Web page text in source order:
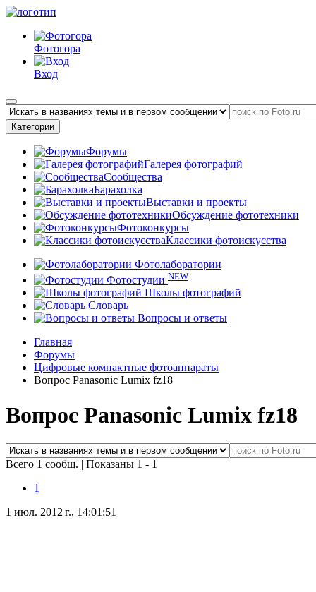
Фотогора
Вход
Категории
Форумы
Галерея фотографий
Сообщества
Барахолка
Выставки и проекты
Обсуждение фототехники
Фотоконкурсы
Классики фотоискусства
Фотолаборатории
Фотостудии NEW
Школы фотографий
Словарь
Вопросы и ответы
Главная
Форумы
Цифровые компактные фотоаппараты
Вопрос Panasonic Lumix fz18
Вопрос Panasonic Lumix fz18
Всего 1 сообщ. | Показаны 1 - 1
1
1 июл. 2012 г., 14:01:51